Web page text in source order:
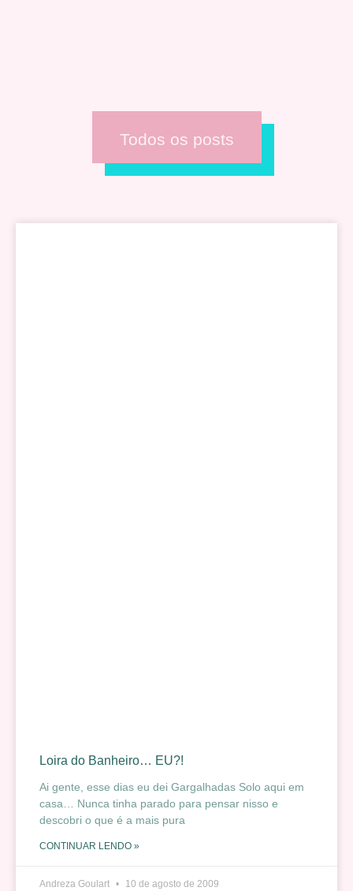
Todos os posts
Loira do Banheiro… EU?!
Ai gente, esse dias eu dei Gargalhadas Solo aqui em
casa… Nunca tinha parado para pensar nisso e
descobri o que é a mais pura
CONTINUAR LENDO »
Andreza Goulart 10 de agosto de 2009